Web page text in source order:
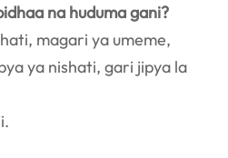
na huduma gani?
magari ya umeme,
ya nishati, gari jipya la